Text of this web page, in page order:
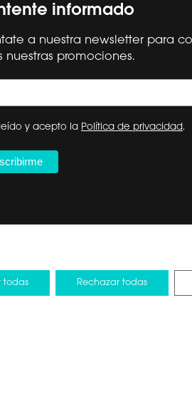
informado
a nuestra newsletter para
nuestras promociones.
y acepto la Política de privacidad.
Síguenos
todas Rechazar todas